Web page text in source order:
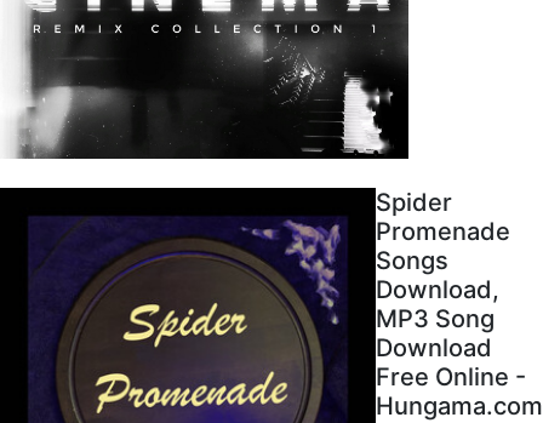
Spider
Promenade
Songs
Download,
MP3 Song
Download
Free Online -
Hungama.com